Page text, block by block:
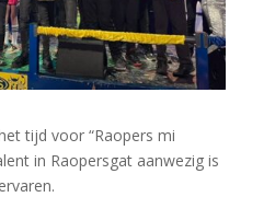
tijd voor “Raopers mi
in Raopersgat aanwezig is